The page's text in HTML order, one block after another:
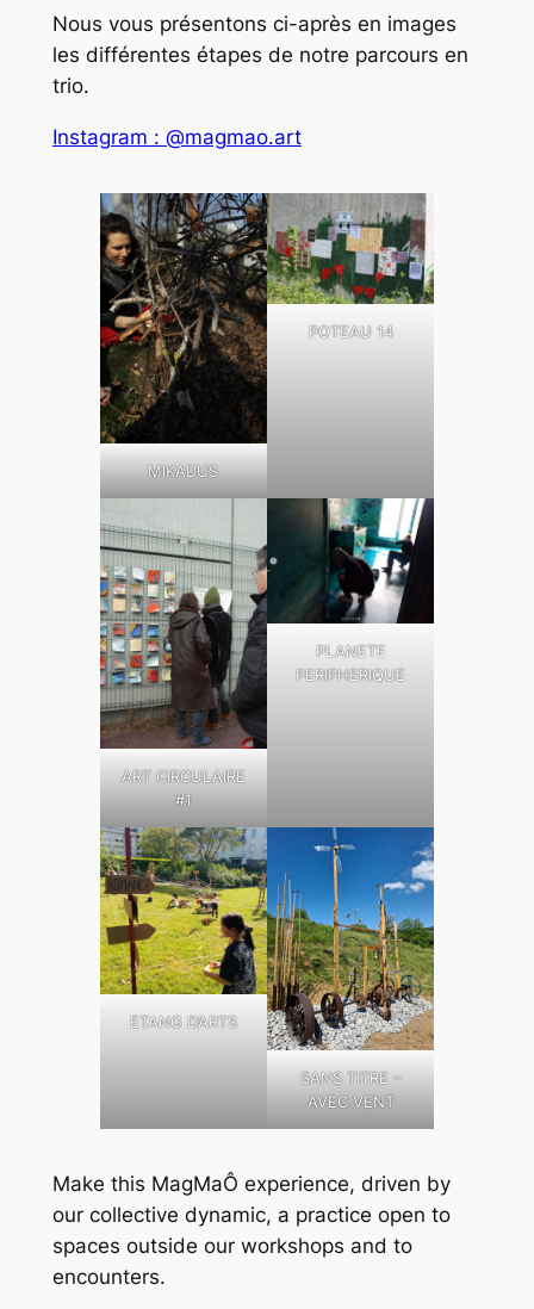
Nous vous présentons ci-après en images
les différentes étapes de notre parcours en
trio.
Instagram : @magmao.art
MIKADUS
POTEAU 14
ART CIRCULAIRE
#1
PLANETE
PERIPHERIQUE
ETANG D’ARTS
SANS TITRE –
AVEC VENT
Make this MagMaÔ experience, driven by
our collective dynamic, a practice open to
spaces outside our workshops and to
encounters.